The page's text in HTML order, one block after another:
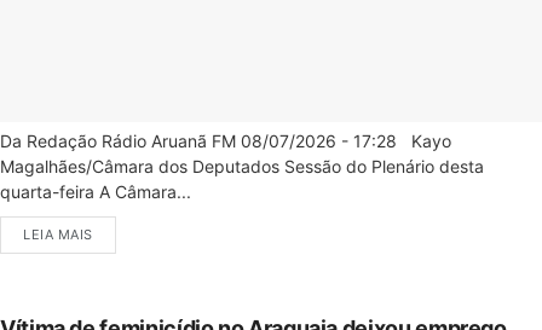
Da Redação Rádio Aruanã FM 08/07/2026 - 17:28 Kayo
Magalhães/Câmara dos Deputados Sessão do Plenário desta
quarta-feira A Câmara...
LEIA MAIS